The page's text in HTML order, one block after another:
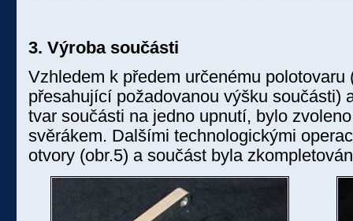
3. Výroba součásti
Vzhledem k předem určenému polotovaru
přesahující požadovanou výšku součásti)
tvar součásti na jedno upnutí, bylo
svěrákem. Dalšími technologickými
otvory (obr.5) a součást byla